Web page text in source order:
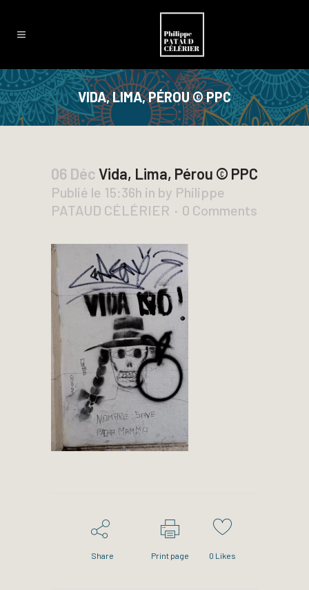
VIDA, LIMA, PÉROU © PPC
06 DécVida, Lima, Pérou © PPC
Publié le 15:36h in by Philippe
PATAUD CÉLÉRIER
0 Comments
Share Print page 0 Likes